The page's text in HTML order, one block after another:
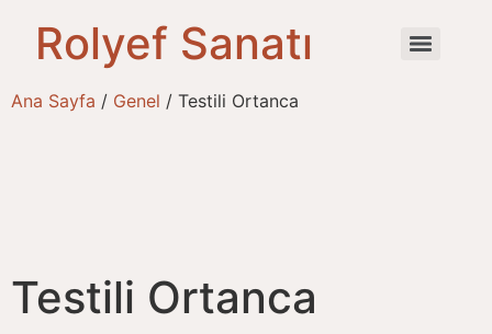
Rolyef Sanatı
Ana Sayfa / Genel / Testili Ortanca
Testili Ortanca